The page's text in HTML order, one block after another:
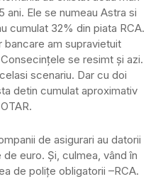
Ele se numeau Astra si
cumulat 32% din piata RCA.
bancare am supravietuit
se resimt și azi.
scenariu. Dar cu doi
detin cumulat aproximativ
de asigurari au datorii
euro. Și, culmea, vând în
de polițe obligatorii –RCA.